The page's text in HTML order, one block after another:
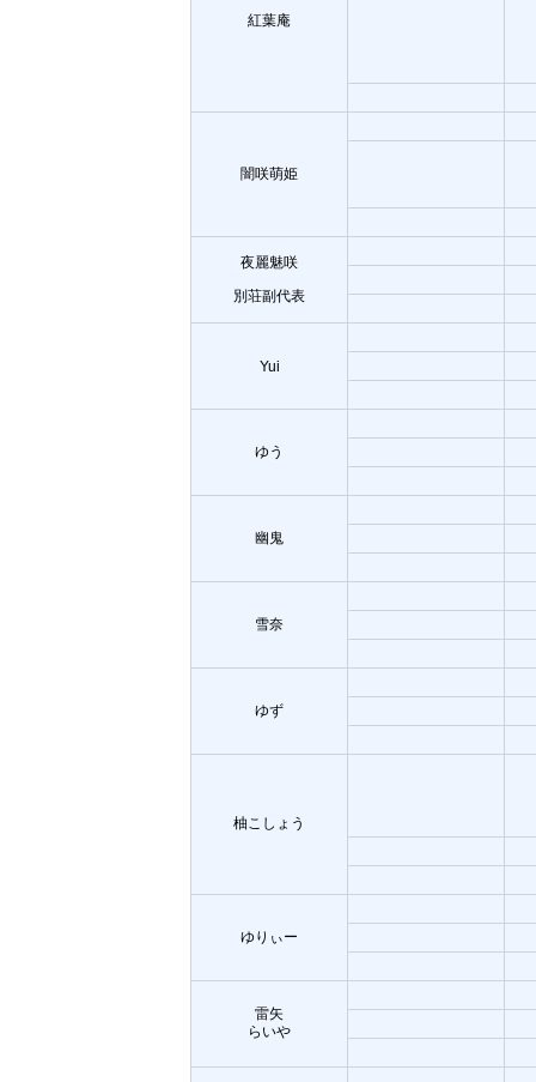
紅葉庵
闇咲萌姫
夜麗魅咲
別荘副代表
Yui
ゆう
幽鬼
雪奈
ゆず
柚こしょう
ゆりぃー
雷矢
らいや